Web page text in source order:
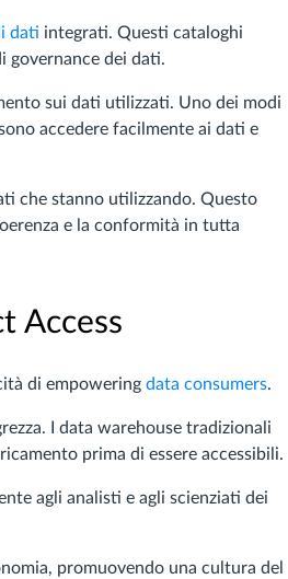
dati integrati. Questi cataloghi
governance dei dati.
sui dati utilizzati. Uno dei modi
accedere facilmente ai dati e
che stanno utilizzando. Questo
e la conformità in tutta
Access
di empowering data consumers.
I data warehouse tradizionali
prima di essere accessibili.
agli analisti e agli scienziati dei
promuovendo una cultura del